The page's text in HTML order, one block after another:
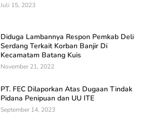
Juli 15, 2023
Diduga Lambannya Respon Pemkab Deli
Serdang Terkait Korban Banjir Di
Kecamatam Batang Kuis
November 21, 2022
PT. FEC Dilaporkan Atas Dugaan Tindak
Pidana Penipuan dan UU ITE
September 14, 2023